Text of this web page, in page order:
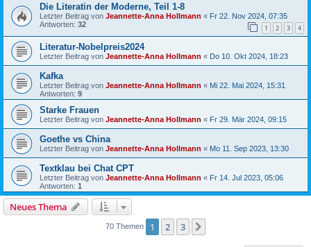
Die Literatin der Moderne, Teil 1-8
Letzter Beitrag von Jeannette-Anna Hollmann « Fr 22. Nov 2024, 07:35
Antworten: 32 1 2 3 4
Literatur-Nobelpreis2024
Letzter Beitrag von Jeannette-Anna Hollmann « Do 10. Okt 2024, 18:23
Kafka
Letzter Beitrag von Jeannette-Anna Hollmann « Mi 22. Mai 2024, 15:31
Antworten: 9
Starke Frauen
Letzter Beitrag von Jeannette-Anna Hollmann « Fr 29. Mär 2024, 09:15
Goethe vs China
Letzter Beitrag von Jeannette-Anna Hollmann « Mo 11. Sep 2023, 13:30
Textklau bei Chat CPT
Letzter Beitrag von Jeannette-Anna Hollmann « Fr 14. Jul 2023, 05:06
Antworten: 1
Neues Thema
70 Themen 1 2 3